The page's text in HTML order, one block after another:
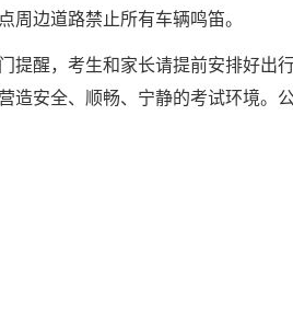
周边道路禁止所有车辆鸣笛。
提醒，考生和家长请提前安排好出
造安全、顺畅、宁静的考试环境。